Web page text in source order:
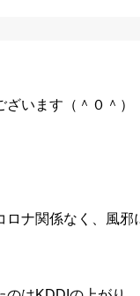
います（＾０＾）
ナ関係なく、風邪